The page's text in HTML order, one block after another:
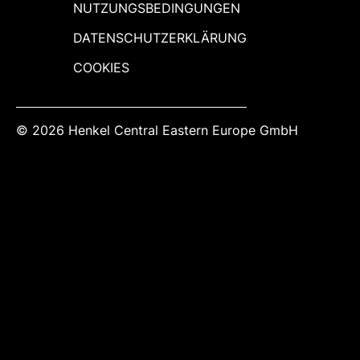
NUTZUNGSBEDINGUNGEN
DATENSCHUTZERKLÄRUNG
COOKIES
© 2026 Henkel Central Eastern Europe GmbH